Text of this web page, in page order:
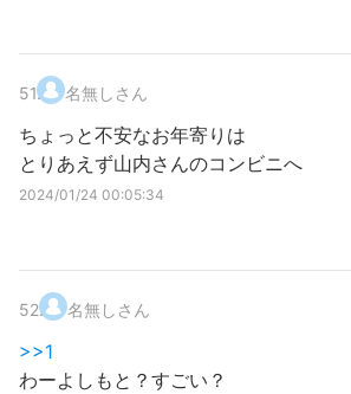
51. 名無しさん
ちょっと不安なお年寄りは
とりあえず山内さんのコンビニへ
2024/01/24 00:05:34
52. 名無しさん
>>1
わーよしもと？すごい？